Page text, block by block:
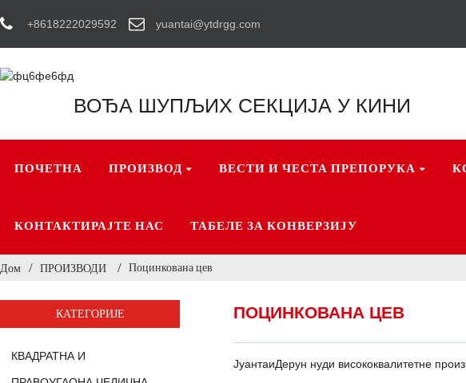
+8618222029592 yuantai@ytdrgg.com
ВОЂА ШУПЉИХ СЕКЦИЈА У КИНИ
ПОЧЕТНА ПРОИЗВОД ВЕСТИ И ЧЕСТА ПРЕПОРУКА
КОНТАКТИРАЈТЕ НАС ТАБЕЛЕ ЗА КОНВЕРЗИЈУ
Дом ПРОИЗВОДИ Поцинкована цев
КАТЕГОРИЈЕ
КВАДРАТНА И
ПОЦИНКОВАНА ЦЕВ
ЈуантаиДерун нуди висококвалитетне